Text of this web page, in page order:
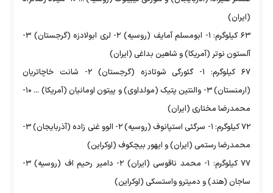
(ایران)
۶۳ کیلوگرم: ۱- ابومسلم آمایف (روسیه) ۲- لری ابولادزه (گرجستان) ۳-
آلستون نوتر (آمریکا) و شاهین بداغی (ایران)
۶۷ کیلوگرم: ۱- گئورگی شوتادزه (گرجستان) ۲- شانت خاچاتریان
(ارمنستان) ۳- والنتین پتیک (مولداوی) و پیتون اومانیان (آمریکا) ... ۱۰-
محمدرضا مختاری (ایران)
۷۲ کیلوگرم: ۱- سرگئی استپانوف (روسیه) ۲- الوو غنی زاده (آذربایجان) ۳-
محمدرضا رستمی (ایران) و ایهور بیچکوف (اوکراین)
۷۷ کیلوگرم: ۱- محمد ناقوسی (ایران) ۲- دامیر رحیم اف (روسیه) ۳-
ساجان (هند) و دمیترو واستسکی (اوکراین)